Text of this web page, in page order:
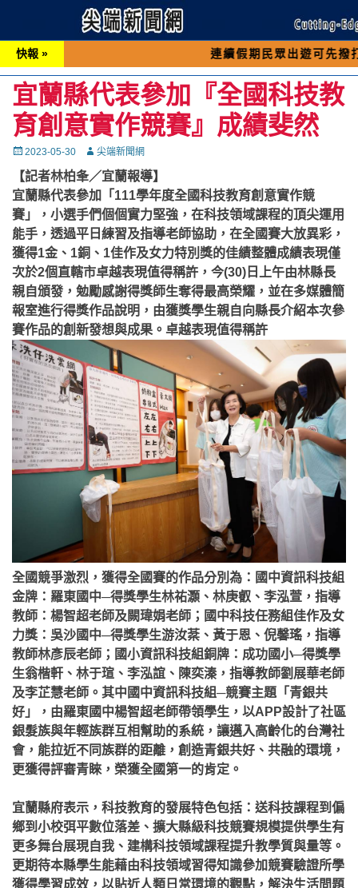
快報 » 連續假期民眾出遊可先撥打交通 「
宜蘭縣代表參加『全國科技教
育創意實作競賽』成績斐然
Posted
2023-05-30 Autor尖端新聞網
【記者林柏夆／宜蘭報導】
宜蘭縣代表參加「111學年度全國科技教育創意實作競
賽」，小選手們個個實力堅強，在科技領域課程的頂尖運用
能手，透過平日練習及指導老師協助，在全國賽大放異彩，
獲得1金、1銅、1佳作及女力特別獎的佳績整體成績表現僅
次於2個直轄市卓越表現值得稱許，今(30)日上午由林縣長
親自頒發，勉勵感謝得獎師生奪得最高榮耀，並在多媒體簡
報室進行得獎作品說明，由獲獎學生親自向縣長介紹本次參
賽作品的創新發想與成果。卓越表現值得稱許
全國競爭激烈，獲得全國賽的作品分別為：國中資訊科技組
金牌：羅東國中─得獎學生林祐灝、林庚叡、李泓萱，指導
教師：楊智超老師及闕瑋娟老師；國中科技任務組佳作及女
力獎：吳沙國中─得獎學生游汝棻、黃于恩、倪馨瑤，指導
教師林彥辰老師；國小資訊科技組銅牌：成功國小─得獎學
生翁楷軒、林于瑄、李泓誼、陳奕溱，指導教師劉展華老師
及李芷慧老師。其中國中資訊科技組─競賽主題「青銀共
好」，由羅東國中楊智超老師帶領學生，以APP設計了社區
銀髮族與年輕族群互相幫助的系統，讓邁入高齡化的台灣社
會，能拉近不同族群的距離，創造青銀共好、共融的環境，
更獲得評審青睞，榮獲全國第一的肯定。
宜蘭縣府表示，科技教育的發展特色包括：送科技課程到偏
鄉到小校弭平數位落差、擴大縣級科技競賽規模提供學生有
更多舞台展現自我、建構科技領域課程提升教學質與量等。
更期待本縣學生能藉由科技領域習得知識參加競賽驗證所學
獲得學習成效，以貼近人類日常環境的觀點，解決生活問題